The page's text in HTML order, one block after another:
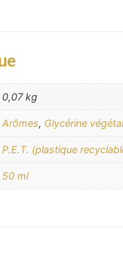
0,07 kg
Arômes, Glycérine
P.E.T. (plastique
50 ml